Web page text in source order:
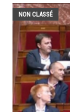
NON CLASSÉ